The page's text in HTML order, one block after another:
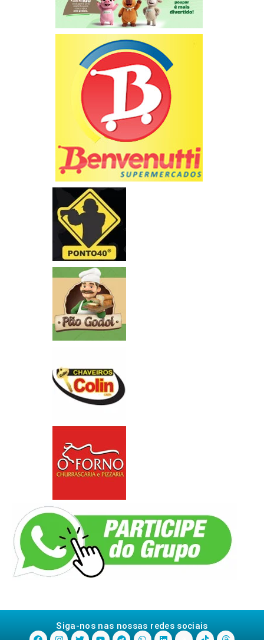
Siga-nos nas nossas redes sociais